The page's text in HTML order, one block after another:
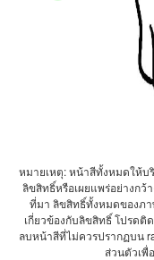
หมายเหตุ: หน้าสีทั้งหมดให้บ
ลิขสิทธิ์หรือเผยแพร่อย่างกว้
ที่มา ลิขสิทธิ์ทั้งหมดของภา
เกี่ยวข้องกับลิขสิทธิ์ โปรดติ
ลบหน้าสีที่ไม่ควรปรากฏบน
ส่วนตัวเ